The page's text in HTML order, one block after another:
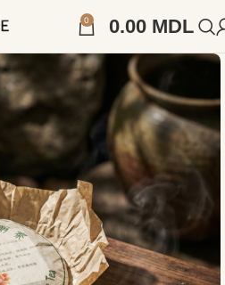
0 0.00 MDL